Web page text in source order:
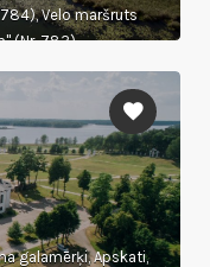
Velo maršruts
(Nr. 783)
galamērķi, Apskati,